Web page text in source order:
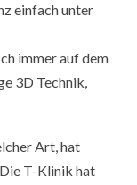
einfach unter
immer auf dem
3D Technik,
Art, hat
T-Klinik hat